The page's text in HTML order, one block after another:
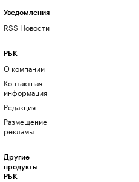
Уведомления
RSS Новости
РБК
О компании
Контактная
информация
Редакция
Размещение
рекламы
Другие
продукты
РБК